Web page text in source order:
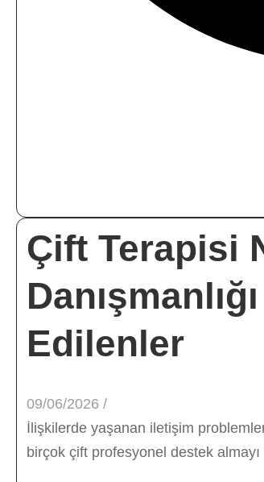
Çift Terapisi
Edilenler
09/06/2026 /
İlişkilerde yaşanan iletişim
birçok çift profesyonel destek